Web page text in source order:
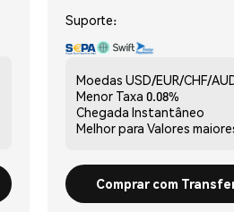
Suporte:
Moedas USD/EUR/CHF/
Menor Taxa 0.08%
Chegada Instantâneo
Melhor para Valores
Comprar com